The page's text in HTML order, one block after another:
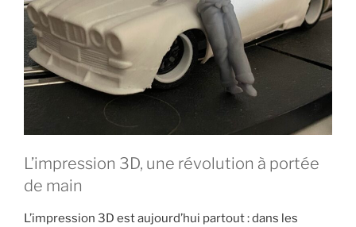
L’impression 3D, une révolution à portée
de main
L’impression 3D est aujourd’hui partout : dans les